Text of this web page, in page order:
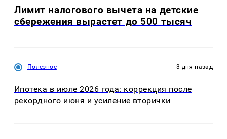
Лимит налогового вычета на детские
сбережения вырастет до 500 тысяч
Полезное 3 дня назад
Ипотека в июле 2026 года: коррекция после
рекордного июня и усиление вторички